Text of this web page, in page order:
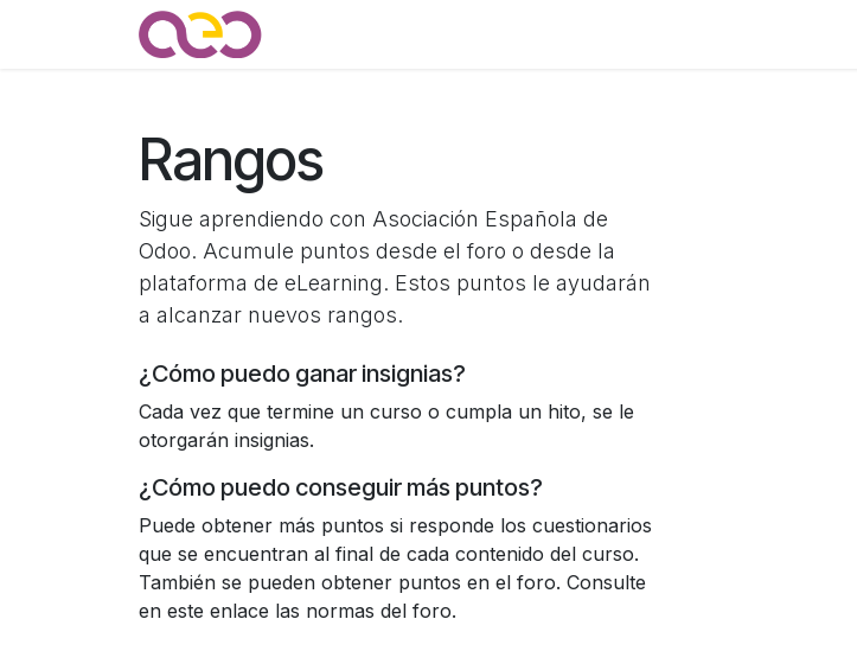
Rangos
Sigue aprendiendo con Asociación Española de
Odoo. Acumule puntos desde el foro o desde la
plataforma de eLearning. Estos puntos le ayudarán
a alcanzar nuevos rangos.
¿Cómo puedo ganar insignias?
Cada vez que termine un curso o cumpla un hito, se le
otorgarán insignias.
¿Cómo puedo conseguir más puntos?
Puede obtener más puntos si responde los cuestionarios
que se encuentran al final de cada contenido del curso.
También se pueden obtener puntos en el foro. Consulte
en este enlace las normas del foro.